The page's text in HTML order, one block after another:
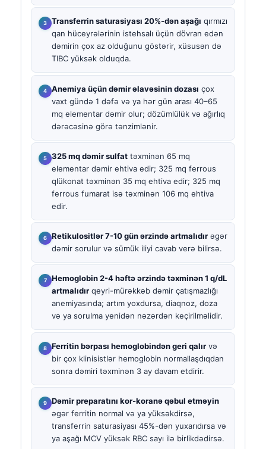
Transferrin saturasiyası 20%-dən aşağı qırmızı
qan hüceyrələrinin istehsalı üçün dövran edən
dəmirin çox az olduğunu göstərir, xüsusən də
TIBC yüksək olduqda.
Anemiya üçün dəmir əlavəsinin dozası çox
vaxt gündə 1 dəfə və ya hər gün arası 40–65
mq elementar dəmir olur; dözümlülük və ağırlıq
dərəcəsinə görə tənzimlənir.
325 mq dəmir sulfat təxminən 65 mq
elementar dəmir ehtiva edir; 325 mq ferrous
qlükonat təxminən 35 mq ehtiva edir; 325 mq
ferrous fumarat isə təxminən 106 mq ehtiva
edir.
Retikulositlər 7-10 gün ərzində artmalıdır əgər
dəmir sorulur və sümük iliyi cavab verə bilirsə.
Hemoglobin 2-4 həftə ərzində təxminən 1 q/dL
artmalıdır qeyri-mürəkkəb dəmir çatışmazlığı
anemiyasında; artım yoxdursa, diaqnoz, doza
və ya sorulma yenidən nəzərdən keçirilməlidir.
Ferritin bərpası hemoglobindən geri qalır və
bir çox klinisistlər hemoglobin normallaşdıqdan
sonra dəmiri təxminən 3 ay davam etdirir.
Dəmir preparatını kor-koranə qəbul etməyin
əgər ferritin normal və ya yüksəkdirsə,
transferrin saturasiyası 45%-dən yuxarıdırsa və
ya aşağı MCV yüksək RBC sayı ilə birlikdədirsə.